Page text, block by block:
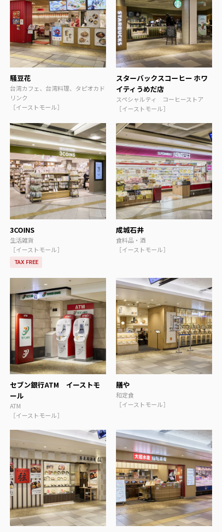
騒豆花
台湾カフェ、台湾料理、タピオカド
リンク
［イーストモール］
スターバックスコーヒー ホワ
イティうめだ店
スペシャルティ コーヒーストア
［イーストモール］
3COINS
生活雑貨
［イーストモール］
TAX FREE
成城石井
食料品・酒
［イーストモール］
セブン銀行ATM イーストモ
ール
ATM
［イーストモール］
膳や
和定食
［イーストモール］